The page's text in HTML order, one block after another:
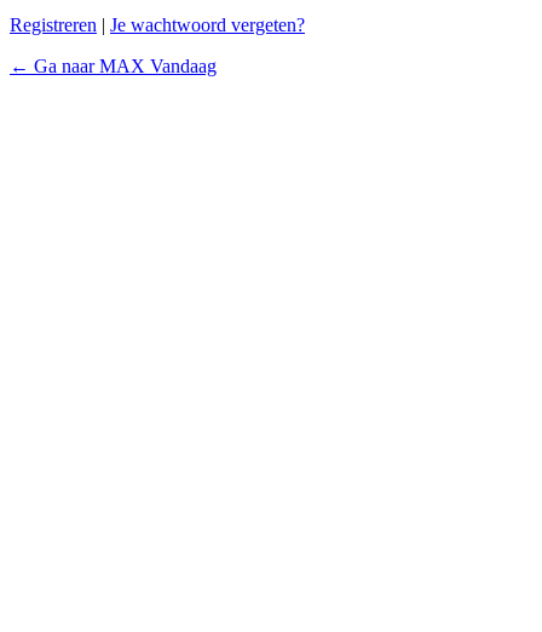
Registreren | Je wachtwoord vergeten?
← Ga naar MAX Vandaag